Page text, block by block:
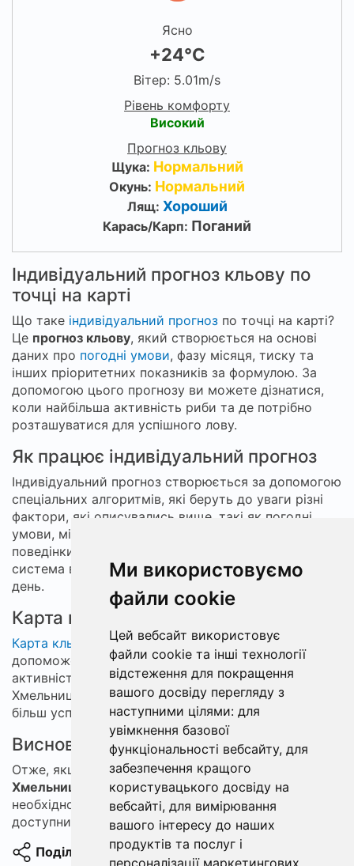
Ми використовуємо
файли cookie
Цей вебсайт використовує
файли cookie та інші технології
відстеження для покращення
вашого досвіду перегляду з
наступними цілями: для
увімкнення базової
функціональності вебсайту, для
забезпечення кращого
користувацького досвіду на
вебсайті, для вимірювання
вашого інтересу до наших
продуктів та послуг і
персоналізації маркетингових
Ясно
+24°C
Вітер: 5.01m/s
Рівень комфорту
Високий
Прогноз кльову
Щука: Нормальний
Окунь: Нормальний
Лящ: Хороший
Карась/Карп: Поганий
Індивідуальний прогноз кльову по
точці на карті
Що таке індивідуальний прогноз по точці на карті?
Це прогноз кльову, який створюється на основі
даних про погодні умови, фазу місяця, тиску та
інших пріоритетних показників за формулою. За
допомогою цього прогнозу ви можете дізнатися,
коли найбільша активність риби та де потрібно
розташуватися для успішного лову.
Як працює індивідуальний прогноз
Індивідуальний прогноз створюється за допомогою
спеціальних алгоритмів, які беруть до уваги різні
фактори, які описувались вище, такі як погодні
умови, місячний календар, тиск, особливості
поведінки риби і так далі. Після аналізу даних
система видає точнийпрогноз кльовуна певний
день.
Карта кльову в Україні
Карта кльову
- це інтерактивна карта, яка
допоможе вам знайти місце, де найбільша
активність риби. Ми надаємо карту кльову для
Хмельницької області, яка зробить вашу риболовлю
більш успішною.
Висновок
Отже, якщо ви шукаєтепрогноз кльову в
Хмельницькомута Хмельницькій області, то вам
необхідно перейти на наш сайт і скористатись
доступним функціоналом для риболовної спільноти.
Поділитися